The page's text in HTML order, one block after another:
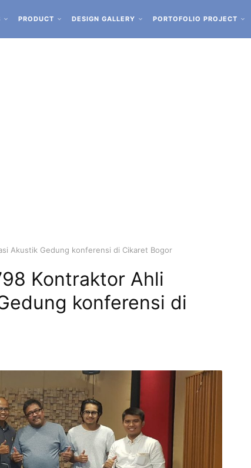
PRODUCT DESIGN GALLERY PORTOFOLIO PROJECT
Akustik Gedung konferensi di Cikaret Bogor
Kontraktor Ahli
konferensi di